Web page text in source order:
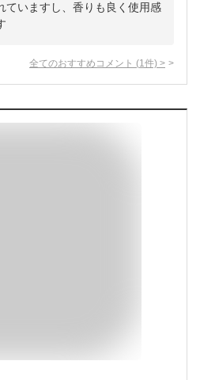
ていますし、香りも良く使用感
全てのおすすめコメント (1 件) >